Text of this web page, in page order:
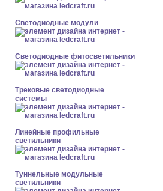
Светодиодные модули
Светодиодные фитосветильники
Трековые светодиодные
системы
Линейные профильные
светильники
Туннельные модульные
светильники